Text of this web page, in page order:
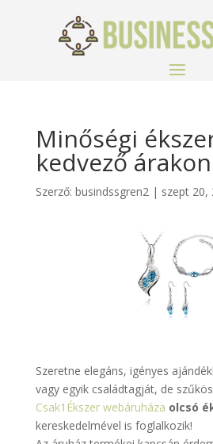
Minőségi
kedvező árakon
Szerző: busindssgren2| szept 20,
Szeretne elegáns, igényes
vagy egyik családtagját, de
Csak1Ékszer webáruháza olcsó
kereskedelmével is foglalkozik!